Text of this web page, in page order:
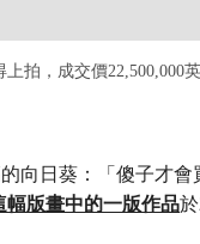
拍，成交價22,500,000
向日葵：「傻子才會
幅版畫中的一版作品